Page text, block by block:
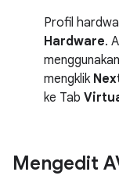
Profil
Hardware.
mengklik
ke Tab
Mengedit